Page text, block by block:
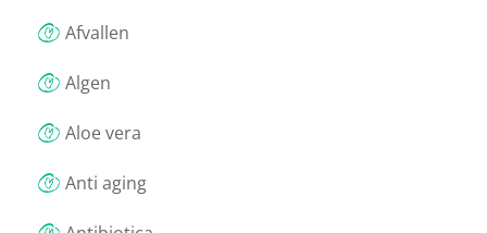
Afvallen
Algen
Aloe vera
Anti aging